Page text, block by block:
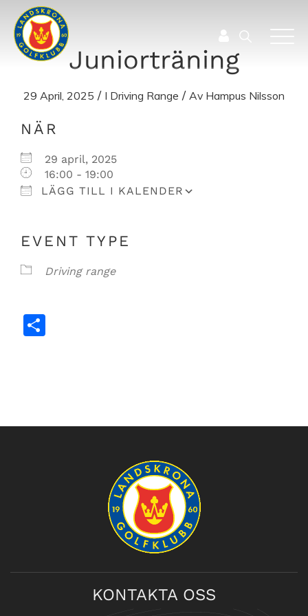
Juniorträning
29 April, 2025 / I Driving Range / Av Hampus Nilsson
NÄR
29 april, 2025
16:00 - 19:00
LÄGG TILL I KALENDER
Ladda ner ICS
EVENT TYPE
Driving range
KONTAKTA OSS